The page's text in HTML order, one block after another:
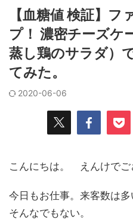
【血糖値 検証】
プ！ 濃密チーズケ
蒸し鶏のサラダ）
てみた。
2020-06-06
こんにちは。 えんけでご
今日もお仕事。来客数は
そんなでもない。